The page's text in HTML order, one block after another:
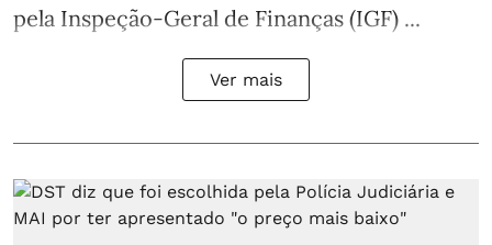
pela Inspeção-Geral de Finanças (IGF) ...
Ver mais